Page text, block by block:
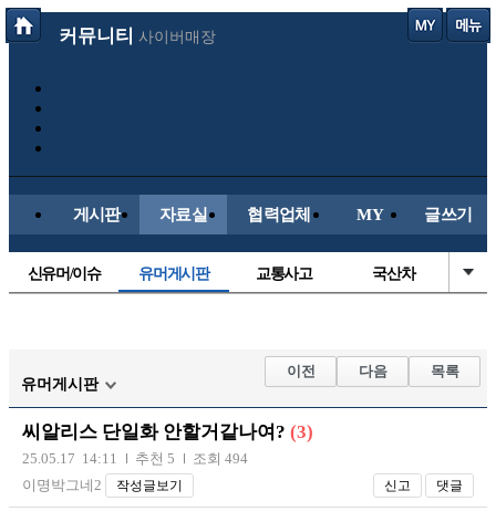
커뮤니티 사이버매장
게시판 자료실 협력업체 MY 글쓰기
신유머/이슈 유머게시판 교통사고 국산차
자유사진 군사/무기
트럭/버스
장착시공사진
유머게시판
이전 다음 목록
씨알리스 단일화 안할거같나여? (3)
25.05.17 14:11 추천 5
조회 494
이명박그네2
작성글보기 신고 댓글